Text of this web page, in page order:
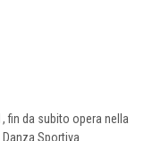
fin da subito opera nella
Sportiva